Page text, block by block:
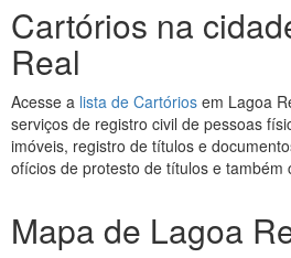
Cartórios na
Real
Acesse a lista de Cartórios em Lagoa
serviços de registro civil de pessoas
imóveis, registro de títulos e
ofícios de protesto de títulos e também
Mapa de Lagoa